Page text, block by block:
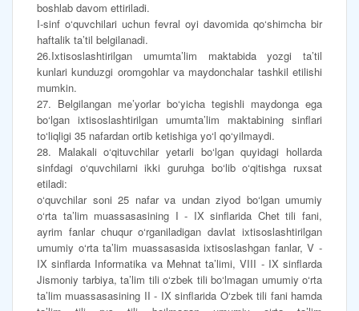
boshlab davom ettiriladi.
I-sinf o‘quvchilari uchun fevral oyi davomida qo‘shimcha bir
haftalik ta’til belgilanadi.
26.Ixtisoslashtirilgan umumta’lim maktabida yozgi ta’til
kunlari kunduzgi oromgohlar va maydonchalar tashkil etilishi
mumkin.
27. Belgilangan me’yorlar bo‘yicha tegishli maydonga ega
bo‘lgan ixtisoslashtirilgan umumta’lim maktabining sinflari
to‘liqligi 35 nafardan ortib ketishiga yo‘l qo‘yilmaydi.
28. Malakali o‘qituvchilar yetarli bo‘lgan quyidagi hollarda
sinfdagi o‘quvchilarni ikki guruhga bo‘lib o‘qitishga ruxsat
etiladi:
o‘quvchilar soni 25 nafar va undan ziyod bo‘lgan umumiy
o‘rta ta’lim muassasasining I - IX sinflarida Chet tili fani,
ayrim fanlar chuqur o‘rganiladigan davlat ixtisoslashtirilgan
umumiy o‘rta ta’lim muassasasida ixtisoslashgan fanlar, V -
IX sinflarda Informatika va Mehnat ta’limi, VIII - IX sinflarda
Jismoniy tarbiya, ta’lim tili o‘zbek tili bo‘lmagan umumiy o‘rta
ta’lim muassasasining II - IX sinflarida O‘zbek tili fani hamda